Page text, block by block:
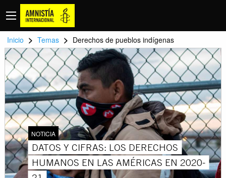
Inicio > Temas > Derechos de pueblos indígenas
NOTICIA
DATOS Y CIFRAS: LOS DERECHOS
HUMANOS EN LAS AMÉRICAS EN 2020-